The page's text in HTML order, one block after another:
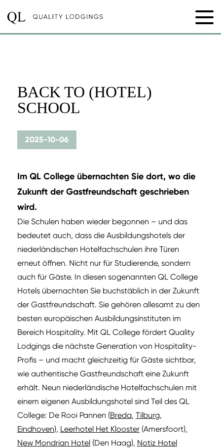
BACK TO (HOTEL)
SCHOOL
2025-10-06
Im QL College übernachten Sie dort, wo die
Zukunft der Gastfreundschaft geschrieben
wird.
Die Schulen haben wieder begonnen – und das
bedeutet auch, dass die Ausbildungshotels der
niederländischen Hotelfachschulen ihre Türen
erneut öffnen. Nicht nur für Studierende, sondern
auch für Gäste. In diesen sogenannten QL College
Hotels übernachten Sie buchstäblich in der Zukunft
der Gastfreundschaft. Sie gehören allesamt zu den
besten europäischen Ausbildungsinstituten im
Bereich Hospitality. Mit QL College fördert Quality
Lodgings die nächste Generation von Hospitality-
Profis – und macht gleichzeitig für Gäste sichtbar,
wie authentische Gastfreundschaft eine Zukunft
erhält. Neun niederländische Hotelfachschulen mit
einem eigenen Ausbildungshotel sind Teil des QL
College: De Rooi Pannen (Breda, Tilburg,
Eindhoven), Leerhotel Het Klooster (Amersfoort),
New Mondrian Hotel (Den Haag), Notiz Hotel